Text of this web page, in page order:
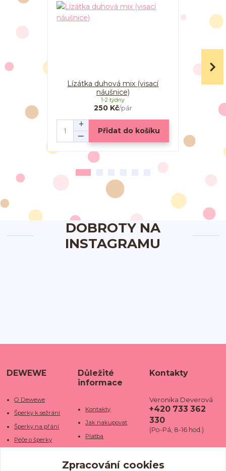
Lízátka duhová mix (visací
náušnice)
250 Kč/pár
1-2 týdny
Přidat do košíku
Lízátka
DOBROTY NA
INSTAGRAMU
DEWEWE
O Dewewe
Šperky k sežrání
Šperky na přání
Péče o šperky
Kamenné obchody
Důležité
informace
Kontakty
Jak nakupovat
Platba
Doba dodání
Doprava
Kontakty
Veronika Deverová
+420 733 362
330
(Po-Pá, 8-16 hod.)
we.cz
Zpracování cookies